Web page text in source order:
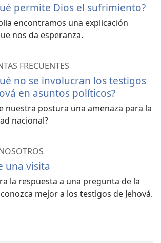
permite Dios el sufrimiento?
encontramos una explicación
nos da esperanza.
FRECUENTES
no se involucran los testigos
en asuntos políticos?
nuestra postura una amenaza para la
nacional?
una visita
la respuesta a una pregunta de la
mejor a los testigos de Jehová.